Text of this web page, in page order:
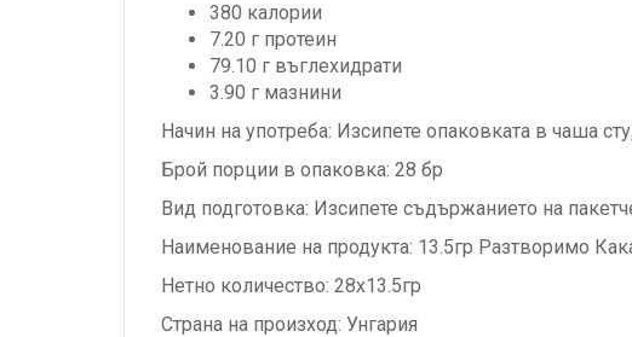
380 калории
7.20 г протеин
79.10 г въглехидрати
3.90 г мазнини
Начин на употреба: Изсипете опаковката в чаша
Брой порции в опаковка: 28 бр
Вид подготовка: Изсипете съдържанието на
Наименование на продукта: 13.5гр Разтворимо
Нетно количество: 28х13.5гр
Страна на произход: Унгария